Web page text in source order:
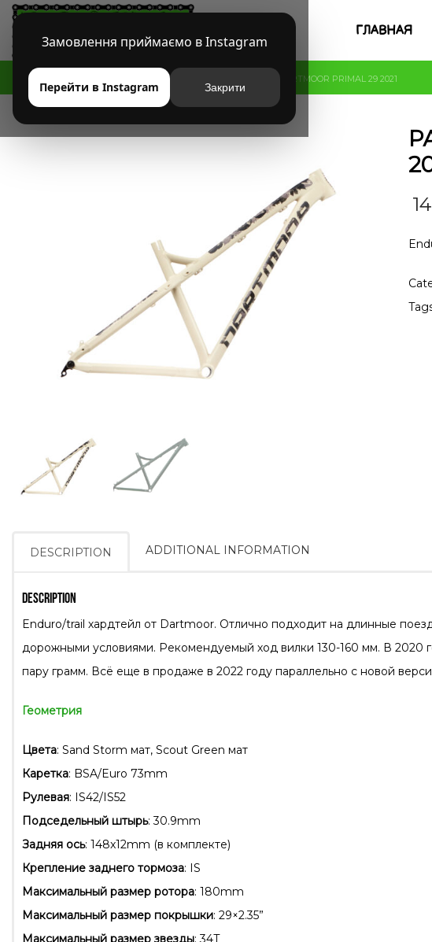
Замовлення приймаємо в Instagram
Перейти в Instagram Закрити
ГЛАВНАЯ
HOME РАМЫ РАМА DARTMOOR PRIMAL 29 2021
DESCRIPTION ADDITIONAL INFORMATION
DESCRIPTION
Enduro/trail хардтейл от Dartmoor. Отлично подходит на длинные
дорожными условиями. Рекомендуемый ход вилки 130-160 мм. В 2020
пару грамм. Всё еще в продаже в 2022 году параллельно с новой
Геометрия
Цвета: Sand Storm мат, Scout Green мат
Каретка: BSA/Euro 73mm
Рулевая: IS42/IS52
Подседельный штырь: 30.9mm
Задняя ось: 148x12mm (в комплекте)
Крепление заднего тормоза: IS
Максимальный размер ротора: 180mm
Максимальный размер покрышки: 29×2.35”
Максимальный размер звезды: 34T